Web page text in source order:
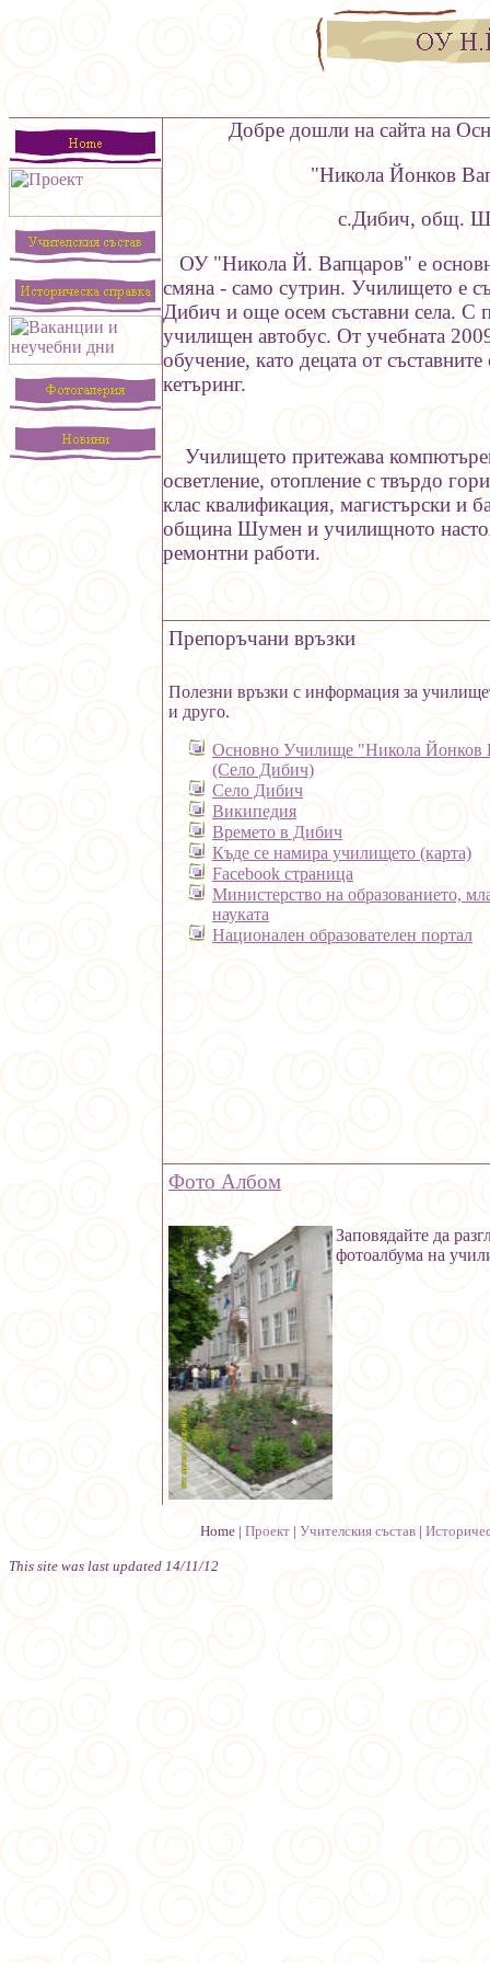
Добре дошли на сайта на
"Никола Йонков
с.Дибич, общ.
ОУ "Никола Й. Вапцаров" е
смяна - само сутрин. Училището е
Дибич и още осем съставни села.
училищен автобус. От учебната
обучение, като децата от
кетъринг.
Училището притежава компютърен
осветление, отопление с твърдо
клас квалификация, магистърски и
община Шумен и училищното
ремонтни работи.
Препоръчани връзки
Полезни връзки с информация за
и друго.
Основно Училище "Никола Йонков
(Село Дибич)
Село Дибич
Википедия
Времето в Дибич
Къде се намира училището (карта)
Facebook страница
Министерство на образованието,
науката
Национален образователен портал
Фото Албом
Заповядайте да
фотоалбума на
Home|Проект|Учителския състав|
This site was last updated14/11/12